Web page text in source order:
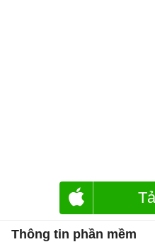
Thông tin phần mềm